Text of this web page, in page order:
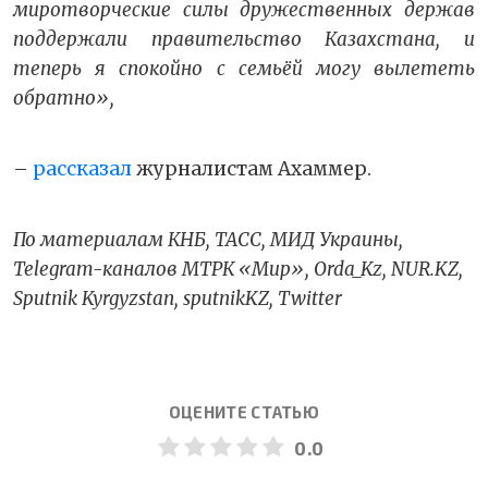
миротворческие силы дружественных держав
поддержали правительство Казахстана, и
теперь я спокойно с семьёй могу вылететь
обратно»,
– рассказалжурналистам Ахаммер.
По материалам КНБ, ТАСС, МИД Украины,
Telegram-каналов МТРК «Мир», Orda_Kz, NUR.KZ,
Sputnik Kyrgyzstan, sputnikKZ, Twitter
ОЦЕНИТЕ СТАТЬЮ
0.0